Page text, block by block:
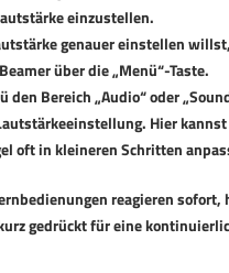
einzustellen.
genauer einstellen
über die „Menü“-Taste.
den Bereich „Audio“ oder
Hier
oft in kleineren Schritten
reagieren sofort,
gedrückt für eine